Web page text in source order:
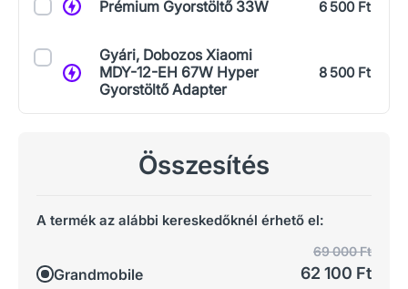
Prémium Gyorstöltő 33W 6 500 Ft
Gyári, Dobozos Xiaomi
MDY-12-EH 67W Hyper
Gyorstöltő Adapter
8 500 Ft
Összesítés
A termék az alábbi kereskedőknél érhető el:
Grandmobile
69 000 Ft
62 100 Ft